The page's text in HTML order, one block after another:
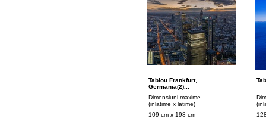
Tablou Frankfurt,
Germania(2)...
Dimensiuni maxime
(inlatime x latime)
109 cm x 198 cm